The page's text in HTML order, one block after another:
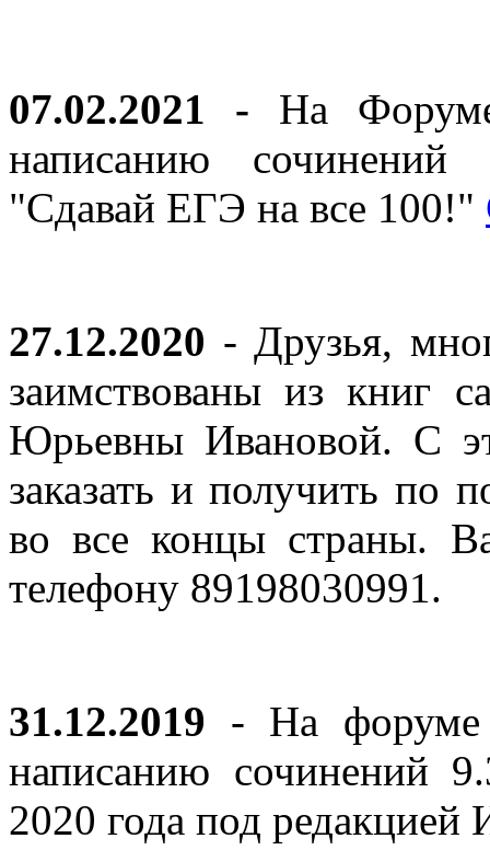
07.02.2021 - На
написанию
"Сдавай ЕГЭ на все 100!"
27.12.2020 - Друзья,
заимствованы из книг
Юрьевны Ивановой. С
заказать и получить по
во все концы страны.
телефону 89198030991.
31.12.2019 - На форуме
написанию сочинений
2020 года под